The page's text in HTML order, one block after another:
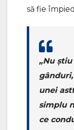
să fie
„Nu
unei
simplu
ce